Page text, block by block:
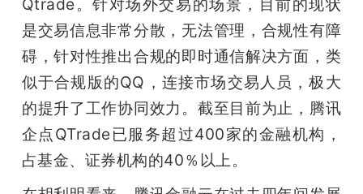
Qtrade。针对场外交易的场景，目前的现状
是交易信息非常分散，无法管理，合规性有障
碍，针对性推出合规的即时通信解决方面，类
似于合规版的QQ，连接市场交易人员，极大
的提升了工作协同效力。截至目前为止，腾讯
企点QTrade已服务超过400家的金融机构，
占基金、证券机构的40％以上。